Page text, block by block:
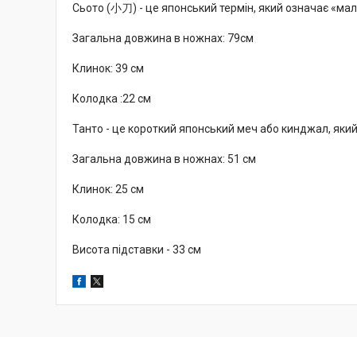
Сьото (小刀) - це японський термін, який означає
Загальна довжина в ножнах: 79см
Клинок: 39 см
Колодка :22 см
Танто - це короткий японський меч або кинджал,
Загальна довжина в ножнах: 51 см
Клинок: 25 см
Колодка: 15 см
Висота підставки - 33 см